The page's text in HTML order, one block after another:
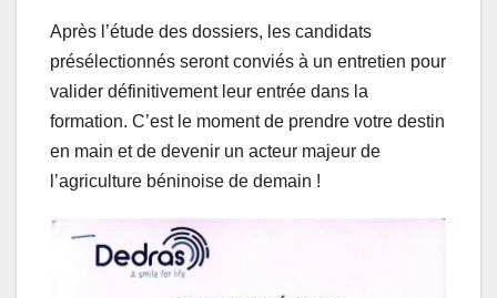
Après l’étude des dossiers, les candidats
présélectionnés seront conviés à un entretien pour
valider définitivement leur entrée dans la
formation. C’est le moment de prendre votre destin
en main et de devenir un acteur majeur de
l’agriculture béninoise de demain !